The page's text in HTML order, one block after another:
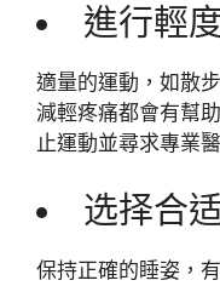
進行輕
適量的運動，如散
減輕疼痛都會有幫
止運動並尋求專業
选择合
保持正確的睡姿，